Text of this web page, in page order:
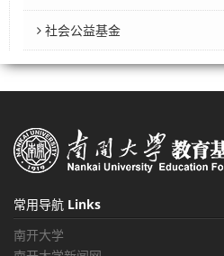
社会公益基金
常用导航 Links
南开大学